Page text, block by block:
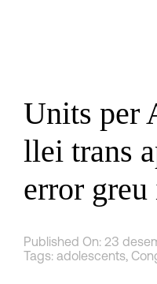
Units per
llei trans
error
Published On: 23
Tags: adolescents,